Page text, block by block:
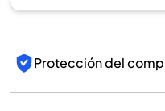
Protección del